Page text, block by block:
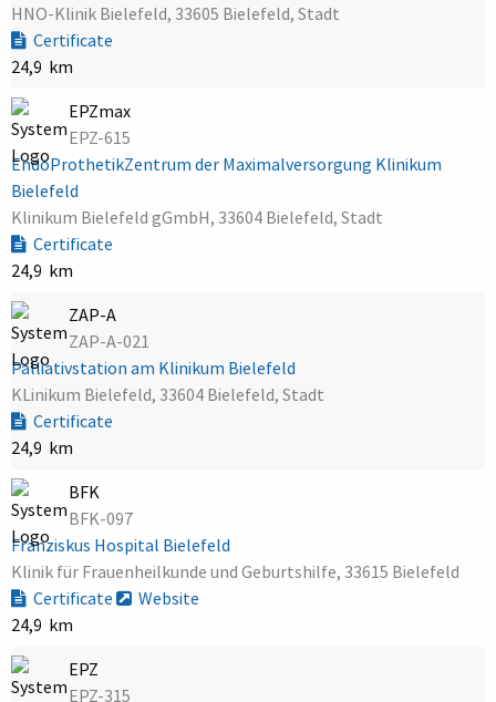
HNO-Klinik Bielefeld, 33605 Bielefeld, Stadt
Certificate
24,9 km
EPZmax
EPZ-615
EndoProthetikZentrum der Maximalversorgung Klinikum
Bielefeld
Klinikum Bielefeld gGmbH, 33604 Bielefeld, Stadt
Certificate
24,9 km
ZAP-A
ZAP-A-021
Palliativstation am Klinikum Bielefeld
KLinikum Bielefeld, 33604 Bielefeld, Stadt
Certificate
24,9 km
BFK
BFK-097
Franziskus Hospital Bielefeld
Klinik für Frauenheilkunde und Geburtshilfe, 33615 Bielefeld
Certificate
Website
24,9 km
EPZ
EPZ-315